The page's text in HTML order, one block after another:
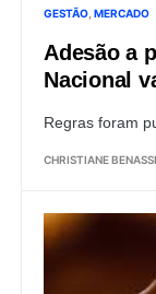
GESTÃO MERCADO
Adesão a
Nacional
Regras foram
CHRISTIANE BENASSI